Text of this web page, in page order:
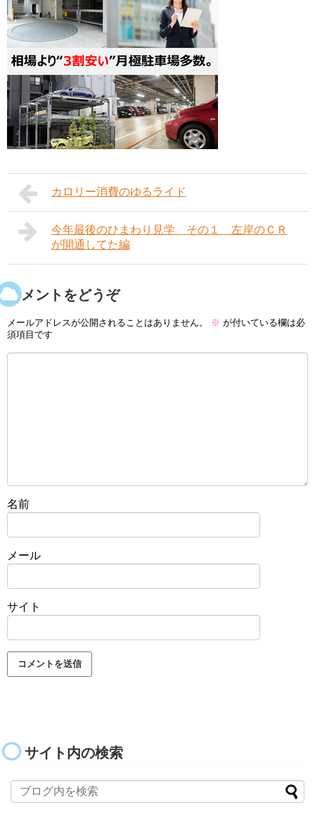
カロリー消費のゆるライド
今年最後のひまわり見学 その１ 左岸のＣＲ
が開通してた編
コメントをどうぞ
メールアドレスが公開されることはありません。 ※ が付いている欄は必
須項目です
名前
メール
サイト
サイト内の検索